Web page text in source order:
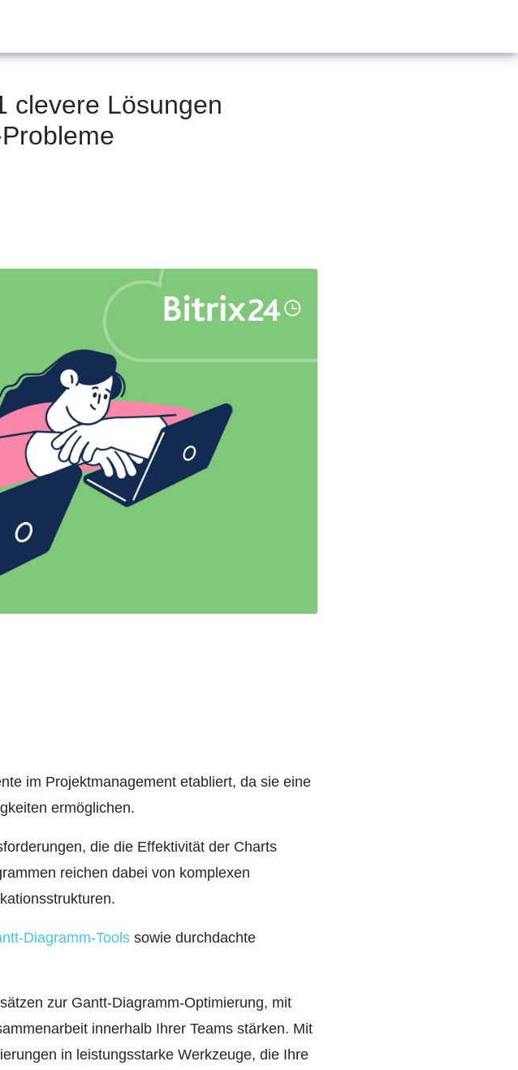
clevere Lösungen
im Projektmanagement etabliert, da sie eine
ermöglichen.
die die Effektivität der Charts
reichen dabei von komplexen
Diagramm-Tools sowie durchdachte
zur Gantt-Diagramm-Optimierung, mit
innerhalb Ihrer Teams stärken. Mit
in leistungsstarke Werkzeuge, die Ihre